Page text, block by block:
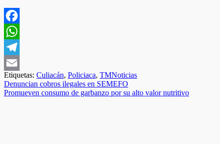
Facebook
WhatsApp
Telegram
Email
Etiquetas: Culiacán, Policiaca, TMNoticias
Navegación
de
Denuncian cobros ilegales en SEMEFO
Promueven consumo de garbanzo por su alto valor nutritivo